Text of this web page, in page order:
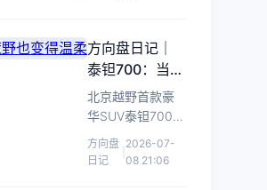
能力并冲击百万销
量目标。
方向盘日记｜
泰钽700：当硬
派越野有了激
光雷达，荒野
也变得温柔
北京越野首款豪
华SUV泰钽700发
布，方盒子造型
搭配激光雷达与
方向盘
日记
2026-07-
08 21:06